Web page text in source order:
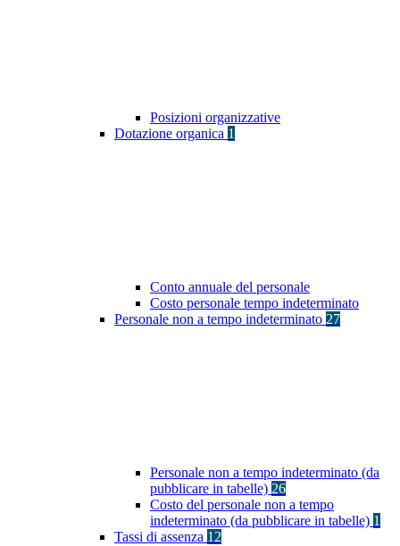
Posizioni organizzative
Dotazione organica 1
Conto annuale del personale
Costo personale tempo indeterminato
Personale non a tempo indeterminato 27
Personale non a tempo indeterminato (da
pubblicare in tabelle) 26
Costo del personale non a tempo
indeterminato (da pubblicare in tabelle) 1
Tassi di assenza 12